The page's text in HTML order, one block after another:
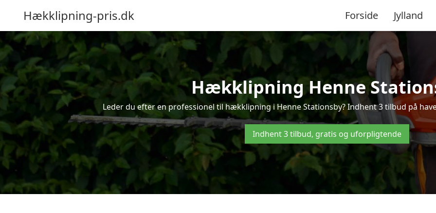
Hækklipning-pris.dk Forside Jylland
Hækklipning Henne
Leder du efter en professionel til hækklipning i Henne Stationsby? Indhent 3 tilbud på
Indhent 3 tilbud, gratis og uforpligtende